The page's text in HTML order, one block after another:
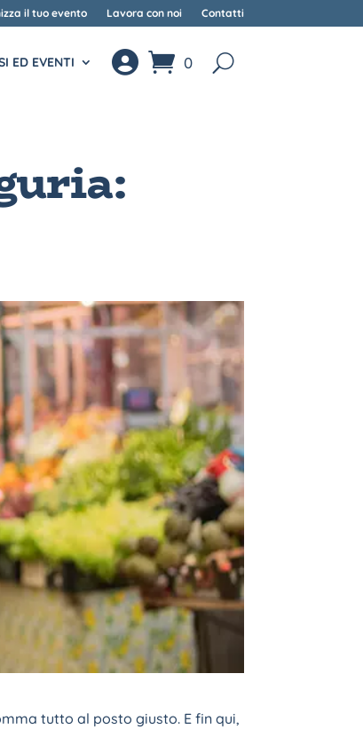
il tuo evento Lavora con noi Contatti
ED EVENTI 0
tutto al posto giusto. E fin qui,